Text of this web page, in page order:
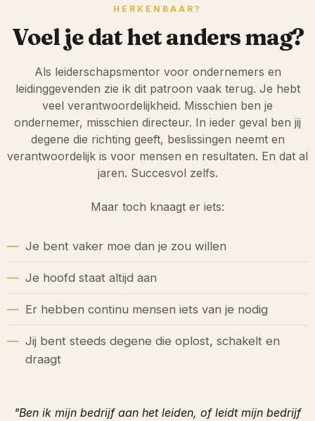
HERKENBAAR?
Voel je dat het anders mag?
Als leiderschapsmentor voor ondernemers en
leidinggevenden zie ik dit patroon vaak terug. Je hebt
veel verantwoordelijkheid. Misschien ben je
ondernemer, misschien directeur. In ieder geval ben jij
degene die richting geeft, beslissingen neemt en
verantwoordelijk is voor mensen en resultaten. En dat al
jaren. Succesvol zelfs.
Maar toch knaagt er iets:
Je bent vaker moe dan je zou willen
Je hoofd staat altijd aan
Er hebben continu mensen iets van je nodig
Jij bent steeds degene die oplost, schakelt en
draagt
"Ben ik mijn bedrijf aan het leiden, of leidt mijn bedrijf